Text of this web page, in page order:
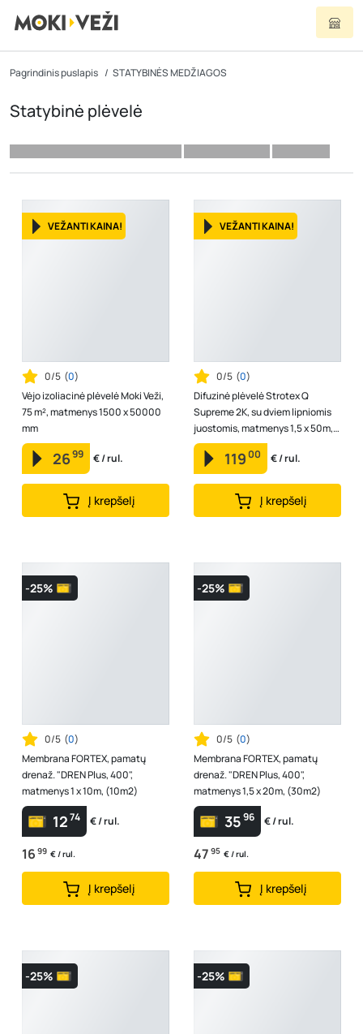
Pagrindinis puslapis STATYBINĖS MEDŽIAGOS
Statybinė plėvelė
VEŽANTI KAINA!
0/5 (0)
Vėjo izoliacinė plėvelė Moki Veži,
75 m², matmenys 1500 x 50000
mm
2699 € / rul.
Į krepšelį
VEŽANTI KAINA!
0/5 (0)
Difuzinė plėvelė Strotex Q
Supreme 2K, su dviem lipniomis
juostomis, matmenys 1,5 x 50m,
75 m2, 170gr/m2
11900 € / rul.
Į krepšelį
-25%
0/5 (0)
Membrana FORTEX, pamatų
drenaž. "DREN Plus, 400",
matmenys 1 x 10m, (10m2)
1274 € / rul.
16 99 € / rul.
Į krepšelį
-25%
0/5 (0)
Membrana FORTEX, pamatų
drenaž. "DREN Plus, 400",
matmenys 1,5 x 20m, (30m2)
3596 € / rul.
47 95 € / rul.
Į krepšelį
-25% -25%